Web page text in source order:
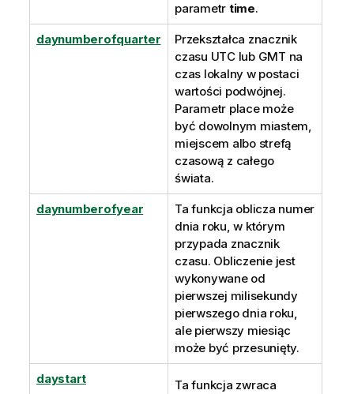
parametr time.
daynumberofquarter
Przekształca znacznik
czasu UTClub GMT na
czas lokalny w postaci
wartości podwójnej.
Parametr place może
być dowolnym miastem,
miejscem albo strefą
czasową z całego
świata.
daynumberofyear
Ta funkcja oblicza numer
dnia roku, w którym
przypada znacznik
czasu. Obliczenie jest
wykonywane od
pierwszej milisekundy
pierwszego dnia roku,
ale pierwszy miesiąc
może być przesunięty.
daystart
Ta funkcja zwraca